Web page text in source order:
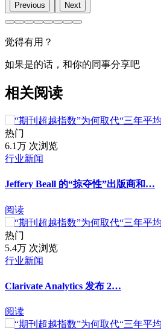
Previous Next
觉得有用？
如果是的话，和你的同事分享吧
相关阅读
热门
6.1万 次浏览
行业新闻
Jeffery Beall 的“掠夺性”出版商和…
阅读
热门
5.4万 次浏览
行业新闻
Clarivate Analytics 发布 2…
阅读